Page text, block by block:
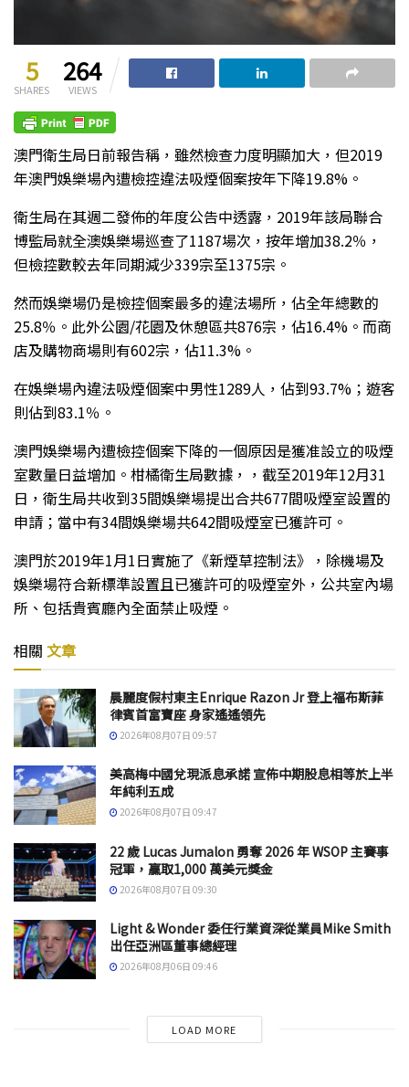
5
SHARES
264
VIEWS
澳門衛生局日前報告稱，雖然檢查力度明顯加大，但2019
年澳門娛樂場內遭檢控違法吸煙個案按年下降19.8%。
衛生局在其週二發佈的年度公告中透露，2019年該局聯合
博監局就全澳娛樂場巡查了1187場次，按年增加38.2％，
但檢控數較去年同期減少339宗至1375宗。
然而娛樂場仍是檢控個案最多的違法場所，佔全年總數的
25.8％。此外公園/花園及休憩區共876宗，佔16.4%。而商
店及購物商場則有602宗，佔11.3%。
在娛樂場內違法吸煙個案中男性1289人，佔到93.7%；遊客
則佔到83.1％。
澳門娛樂場內遭檢控個案下降的一個原因是獲准設立的吸煙
室數量日益增加。柑橘衛生局數據，，截至2019年12月31
日，衛生局共收到35間娛樂場提出合共677間吸煙室設置的
申請；當中有34間娛樂場共642間吸煙室已獲許可。
澳門於2019年1月1日實施了《新煙草控制法》，除機場及
娛樂場符合新標準設置且已獲許可的吸煙室外，公共室內場
所、包括貴賓廳內全面禁止吸煙。
相關 文章
晨麗度假村東主Enrique Razon Jr 登上福布斯菲
律賓首富寶座 身家遙遙領先
2026年08月07日 09:57
美高梅中國兌現派息承諾 宣佈中期股息相等於上半
年純利五成
2026年08月07日 09:47
22 歲 Lucas Jumalon 勇奪 2026 年 WSOP 主賽事
冠軍，贏取1,000 萬美元獎金
2026年08月07日 09:30
Light & Wonder 委任行業資深從業員Mike Smith
出任亞洲區董事總經理
2026年08月06日 09:46
LOAD MORE